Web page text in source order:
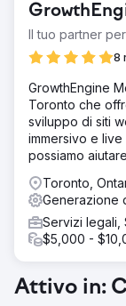
una scarsa
coinvolgimento
organici,
mercato.
Soluzione
Abbiamo
l'ottimizzazione
per la ricerca
contenuti di
dell'acquirente
soddisfare i
sia le
Risultato
alla 7 e i lead
Il tuo partner
8
GrowthEngine
Toronto che
sviluppo di siti
immersivo e
possiamo
Toronto,
Generazione
Servizi legali,
$5,000 -
Attivo in: